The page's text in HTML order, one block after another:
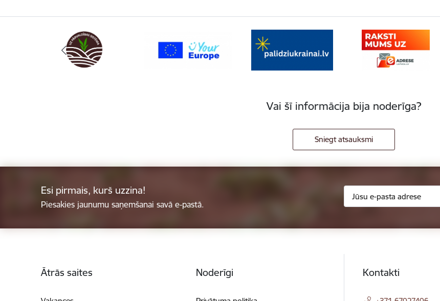
Vai šī informācija bija noderīga?
Sniegt atsauksmi
Esi pirmais, kurš uzzina!
Piesakies jaunumu saņemšanai savā e-pastā.
Ātrās saites Noderīgi Kontakti